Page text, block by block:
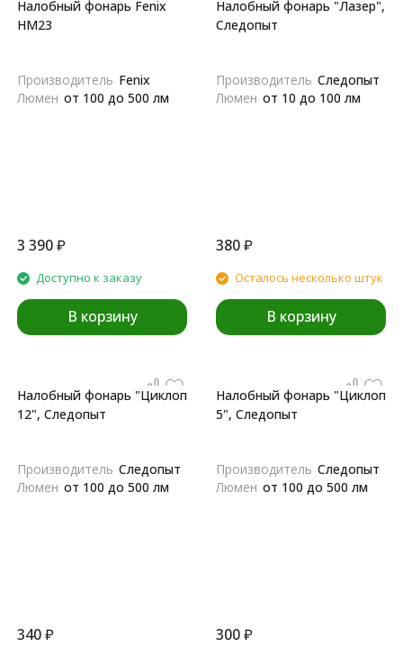
Налобный фонарь Fenix
HM23
Производитель Fenix
Люмен от 100 до 500 лм
3 390₽
Доступно к заказу
В корзину
Налобный фонарь "Лазер",
Следопыт
Производитель Следопыт
Люмен от 10 до 100 лм
380₽
Осталось несколько штук
В корзину
Налобный фонарь "Циклоп
12", Следопыт
Производитель Следопыт
Люмен от 100 до 500 лм
340₽
Налобный фонарь "Циклоп
5", Следопыт
Производитель Следопыт
Люмен от 100 до 500 лм
300₽